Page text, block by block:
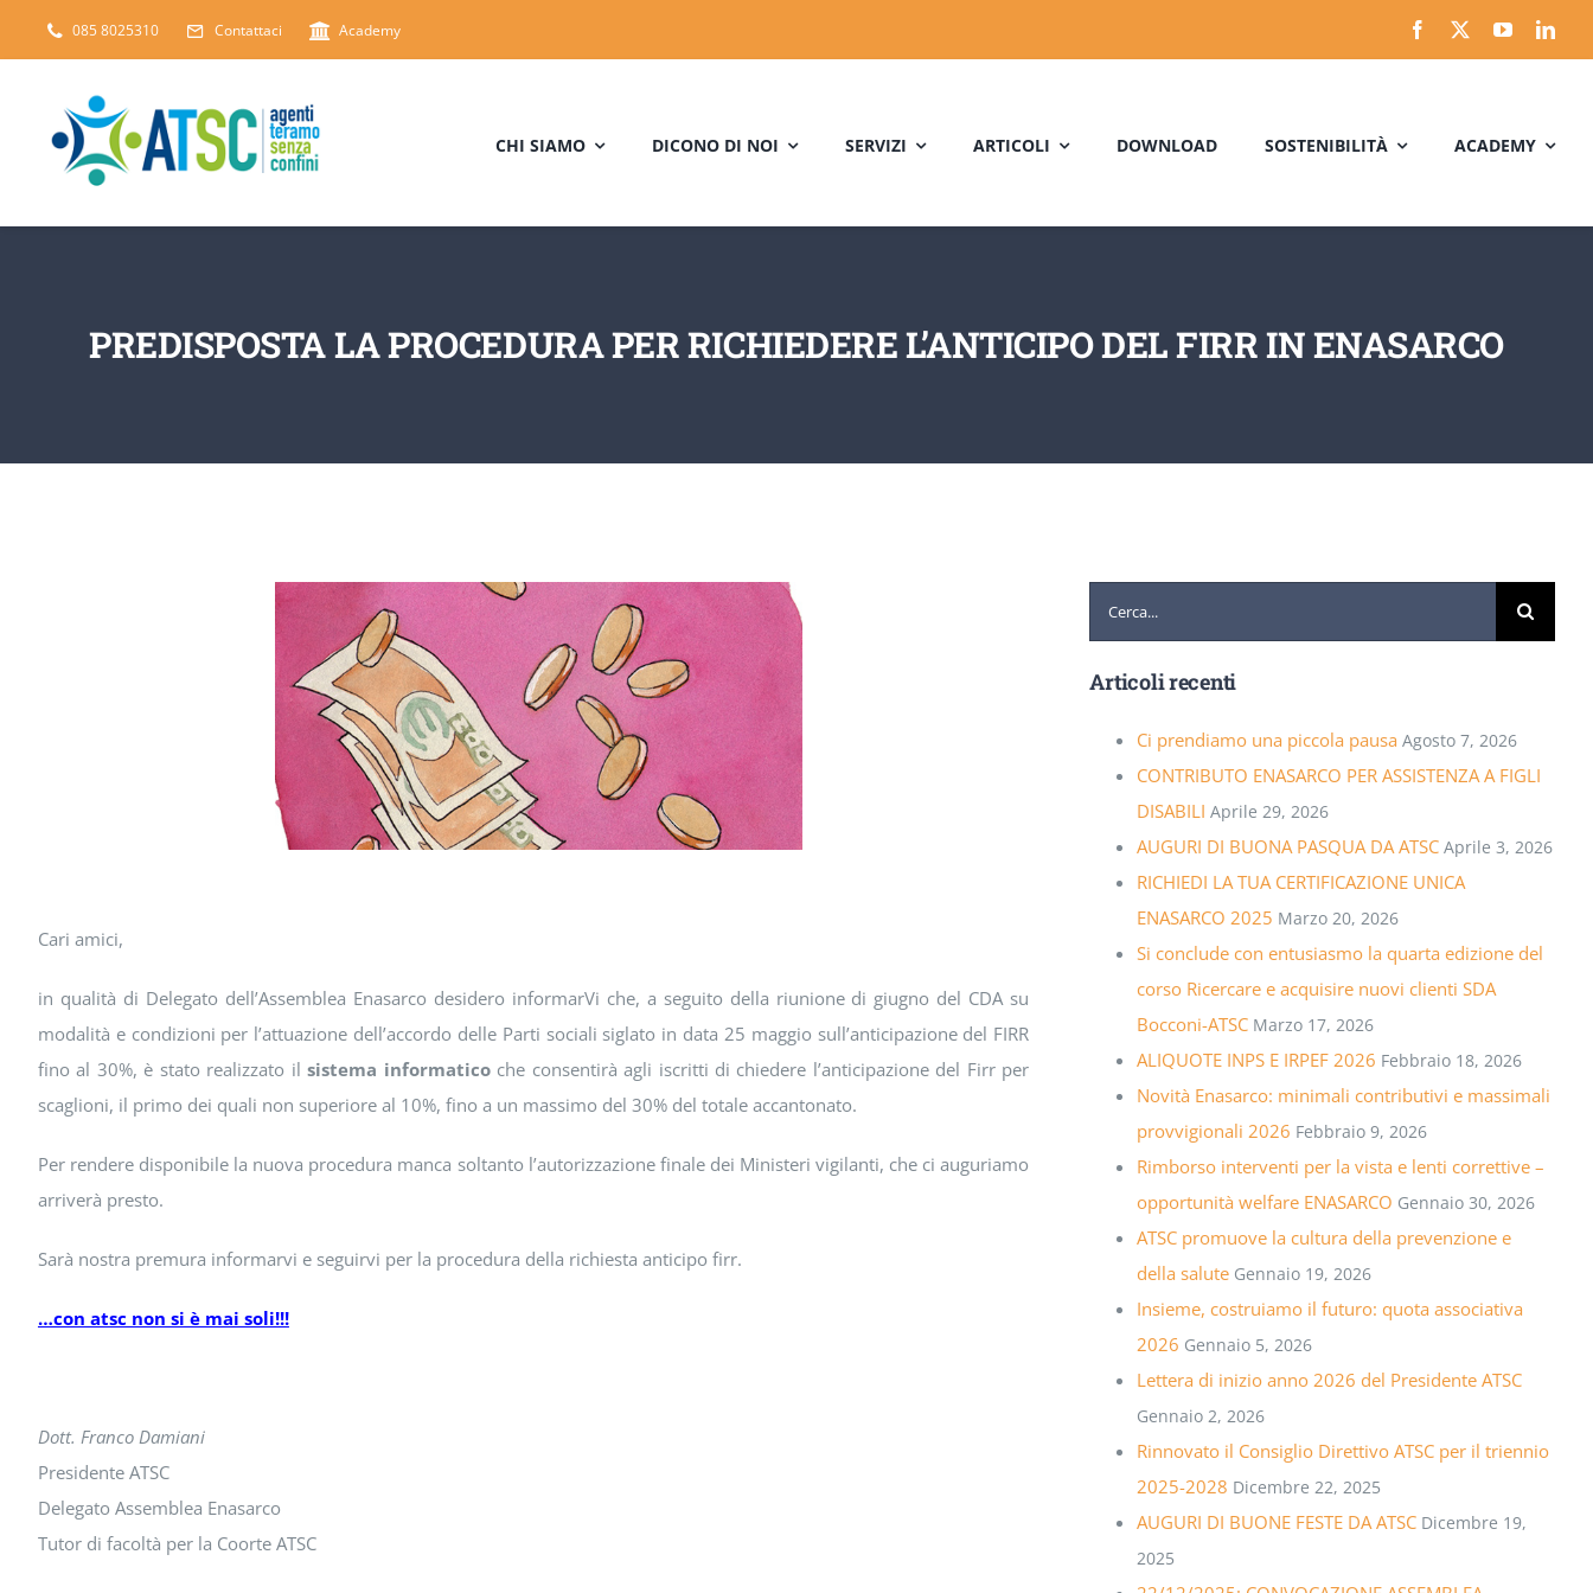
085 8025310 Contattaci Academy
CHI SIAMO DICONO DI NOI SERVIZI ARTICOLI DOWNLOAD SOSTENIBILITÀ ACADEMY
PREDISPOSTA LA PROCEDURA PER RICHIEDERE L’ANTICIPO DEL FIRR IN ENASARCO
Cari amici,
in qualità di Delegato dell’Assemblea Enasarco desidero informarVi che, a seguito della riunione di giugno del CDA su
modalità e condizioni per l’attuazione dell’accordo delle Parti sociali siglato in data 25 maggio sull’anticipazione del FIRR
fino al 30%, è stato realizzato ilsistema informaticoche consentirà agli iscritti di chiedere l’anticipazione del Firr per
scaglioni, il primo dei quali non superiore al 10%, fino a un massimo del 30% del totale accantonato.
Per rendere disponibile la nuova procedura manca soltanto l’autorizzazione finale dei Ministeri vigilanti, che ci auguriamo
arriverà presto.
Sarà nostra premura informarvi e seguirvi per la procedura della richiesta anticipo firr.
…con atsc non si è mai soli!!!
Dott. Franco Damiani
Presidente ATSC
Delegato Assemblea Enasarco
Tutor di facoltà per la Coorte ATSC
Articoli recenti
Ci prendiamo una piccola pausa Agosto 7, 2026
CONTRIBUTO ENASARCO PER ASSISTENZA A FIGLI
DISABILI Aprile 29, 2026
AUGURI DI BUONA PASQUA DA ATSC Aprile 3, 2026
RICHIEDI LA TUA CERTIFICAZIONE UNICA
ENASARCO 2025 Marzo 20, 2026
Si conclude con entusiasmo la quarta edizione del
corso Ricercare e acquisire nuovi clienti SDA
Bocconi-ATSC Marzo 17, 2026
ALIQUOTE INPS E IRPEF 2026 Febbraio 18, 2026
Novità Enasarco: minimali contributivi e massimali
provvigionali 2026 Febbraio 9, 2026
Rimborso interventi per la vista e lenti correttive –
opportunità welfare ENASARCO Gennaio 30, 2026
ATSC promuove la cultura della prevenzione e
della salute Gennaio 19, 2026
Insieme, costruiamo il futuro: quota associativa
2026 Gennaio 5, 2026
Lettera di inizio anno 2026 del Presidente ATSC
Gennaio 2, 2026
Rinnovato il Consiglio Direttivo ATSC per il triennio
2025-2028 Dicembre 22, 2025
AUGURI DI BUONE FESTE DA ATSC Dicembre 19,
2025